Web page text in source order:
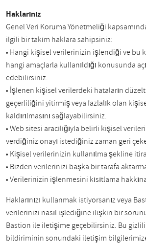
Haklarınız
Genel Veri Koruma Yönetmeliği
ilgili bir takım haklara sahipsiniz:
• Hangi kişisel verilerinizin işlendiği ve bu
hangi amaçlarla kullanıldığı konusunda
edebilirsiniz.
• İşlenen kişisel verilerdeki hataların
geçerliliğini yitirmiş veya fazlalık olan
kaldırılmasını sağlayabilirsiniz.
• Web sitesi aracılığıyla belirli kişisel
verdiğiniz onayı istediğiniz zaman geri
• Kişisel verilerinizin kullanılma şekline
• Bizden verilerinizi başka bir tarafa
• Verilerinizin işlenmesini kısıtlama
Haklarınızı kullanmak istiyorsanız veya
verilerinizi nasıl işlediğine ilişkin bir
Bastion ile iletişime geçebilirsiniz. Bu
bildiriminin sonundaki iletişim